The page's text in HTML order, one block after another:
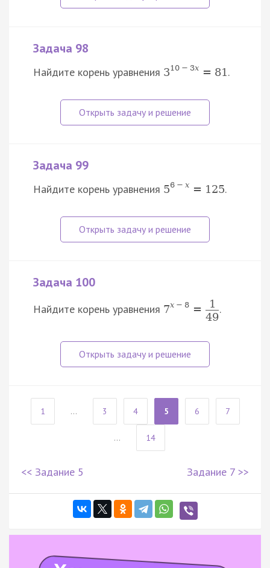
Задача 98
Найдите корень уравнения 310 − 3x = 81.
Задача 99
Найдите корень уравнения 56 − x = 125.
Задача 100
Найдите корень уравнения 7x − 8 =
1
49
.
1 ... 3 4 5 6 7
... 14
<< Задание 5 Задание 7 >>